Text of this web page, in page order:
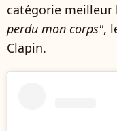
catégorie
perdu mon corps",
Clapin.